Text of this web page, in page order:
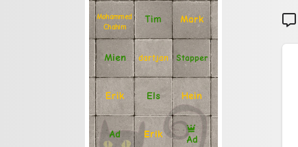
Mohammed
Chahim
Tim Mark
Mien dartjan Stapper
Erik Els Hein
Ad Erik
Ad